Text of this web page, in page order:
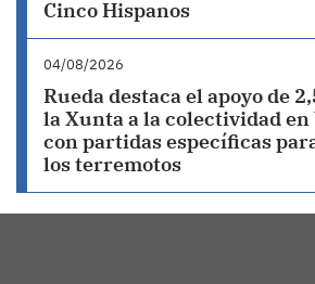
Cinco Hispanos
04/08/2026
Rueda destaca el apoyo de
la Xunta a la colectividad en
con partidas específicas
los terremotos